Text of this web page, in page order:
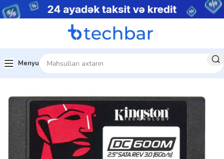
Menyu
Ev Kompüter hissələri Daxili SSD